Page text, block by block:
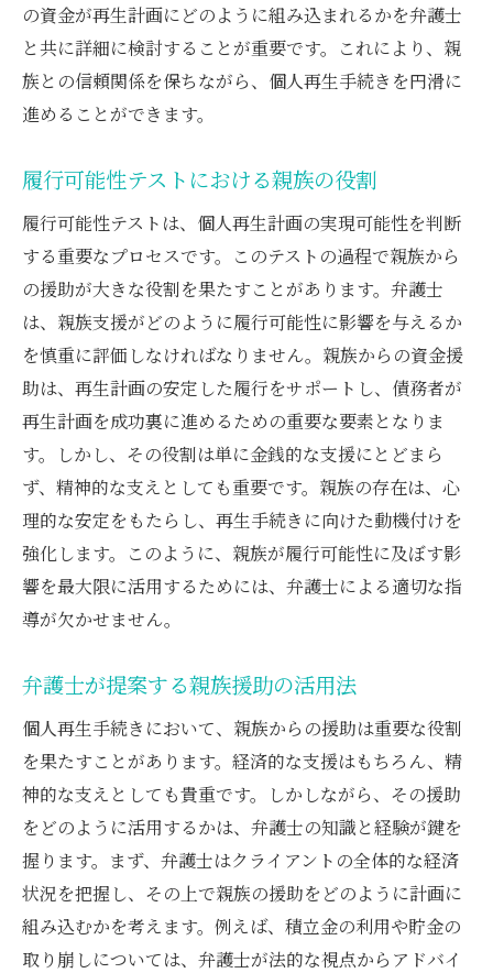
の資金が再生計画にどのように組み込まれるかを弁護士
と共に詳細に検討することが重要です。これにより、親
族との信頼関係を保ちながら、個人再生手続きを円滑に
進めることができます。
履行可能性テストにおける親族の役割
履行可能性テストは、個人再生計画の実現可能性を判断
する重要なプロセスです。このテストの過程で親族から
の援助が大きな役割を果たすことがあります。弁護士
は、親族支援がどのように履行可能性に影響を与えるか
を慎重に評価しなければなりません。親族からの資金援
助は、再生計画の安定した履行をサポートし、債務者が
再生計画を成功裏に進めるための重要な要素となりま
す。しかし、その役割は単に金銭的な支援にとどまら
ず、精神的な支えとしても重要です。親族の存在は、心
理的な安定をもたらし、再生手続きに向けた動機付けを
強化します。このように、親族が履行可能性に及ぼす影
響を最大限に活用するためには、弁護士による適切な指
導が欠かせません。
弁護士が提案する親族援助の活用法
個人再生手続きにおいて、親族からの援助は重要な役割
を果たすことがあります。経済的な支援はもちろん、精
神的な支えとしても貴重です。しかしながら、その援助
をどのように活用するかは、弁護士の知識と経験が鍵を
握ります。まず、弁護士はクライアントの全体的な経済
状況を把握し、その上で親族の援助をどのように計画に
組み込むかを考えます。例えば、積立金の利用や貯金の
取り崩しについては、弁護士が法的な視点からアドバイ